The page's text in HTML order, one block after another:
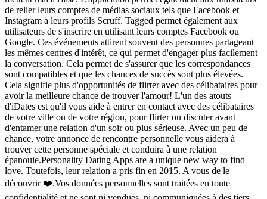
de relier leurs comptes de médias sociaux tels que Facebook et
Instagram à leurs profils Scruff. Tagged permet également aux
utilisateurs de s'inscrire en utilisant leurs comptes Facebook ou
Google. Ces événements attirent souvent des personnes partageant
les mêmes centres d'intérêt, ce qui permet d'engager plus facilement
la conversation. Cela permet de s'assurer que les correspondances
sont compatibles et que les chances de succès sont plus élevées.
Cela signifie plus d'opportunités de flirter avec des célibataires pour
avoir la meilleure chance de trouver l'amour! L'un des atouts
d'iDates est qu'il vous aide à entrer en contact avec des célibataires
de votre ville ou de votre région, pour flirter ou discuter avant
d'entamer une relation d'un soir ou plus sérieuse. Avec un peu de
chance, votre annonce de rencontre personnelle vous aidera à
trouver cette personne spéciale et conduira à une relation
épanouie.Personality Dating Apps are a unique new way to find
love. Toutefois, leur relation a pris fin en 2015. A vous de le
découvrir ❤️.Vos données personnelles sont traitées en toute